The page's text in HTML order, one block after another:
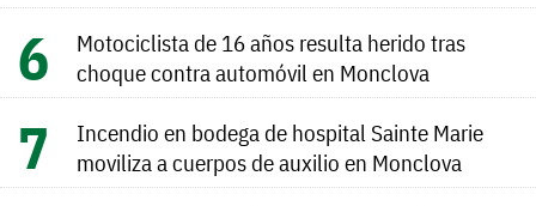
Motociclista de 16 años resulta herido tras
choque contra automóvil en Monclova
Incendio en bodega de hospital Sainte Marie
moviliza a cuerpos de auxilio en Monclova